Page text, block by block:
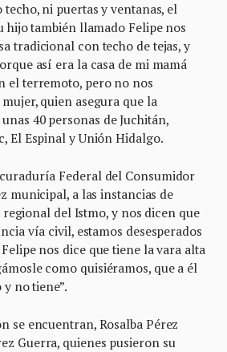
ni puertas y ventanas, el
hijo también llamado Felipe nos
tradicional con techo de tejas, y
así era la casa de mi mamá
el terremoto, pero no nos
quien asegura que la
40 personas de Juchitán,
El Espinal y Unión Hidalgo.
Federal del Consumidor
municipal, a las instancias de
del Istmo, y nos dicen que
vía civil, estamos desesperados
nos dice que tiene la vara alta
como quisiéramos, que a él
no tiene”.
se encuentran, Rosalba Pérez
Guerra, quienes pusieron su